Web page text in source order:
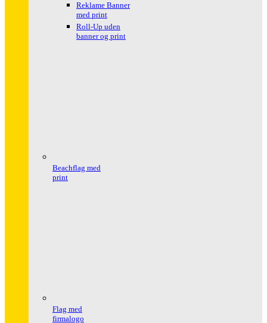
Reklame Banner
med print
Roll-Up uden
banner og print
Beachflag med
print
Flag med
firmalogo